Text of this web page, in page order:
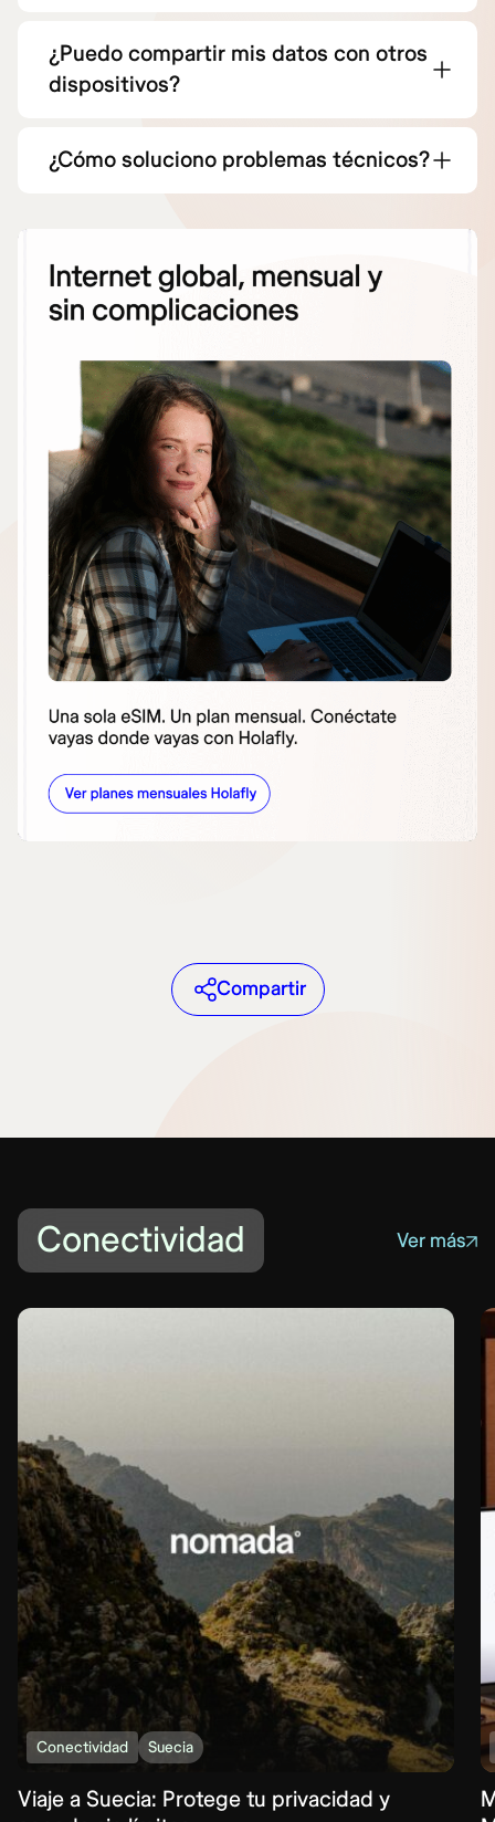
¿Puedo compartir mis datos con otros
dispositivos?
¿Cómo soluciono problemas técnicos?
Compartir
Conectividad Ver más
Conectividad Suecia
Viaje a Suecia: Protege tu privacidad y